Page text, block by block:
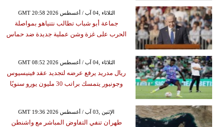
GMT 20:58 2026 الثلاثاء ,04 آب / أغسطس
جماعة أبو شباب تطالب نتنياهو بمواصلة
الحرب على غزة وشن عملية جديدة ضد حماس
GMT 08:52 2026 الثلاثاء ,04 آب / أغسطس
ريال مدريد يرفع عرضه لتجديد عقد فينيسيوس
وجونيور يتمسك براتب 30 مليون يورو سنويًا
GMT 19:36 2026 الإثنين ,03 آب / أغسطس
طهران تنفي التفاوض المباشر مع واشنطن